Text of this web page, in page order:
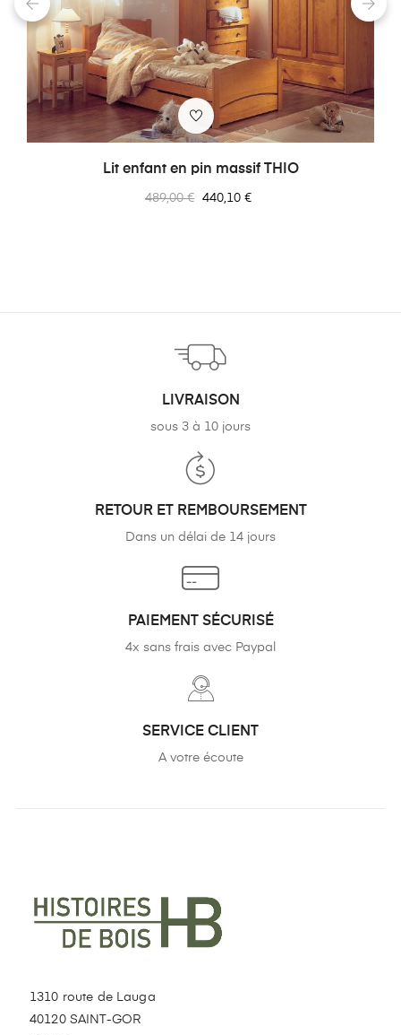
Lit enfant en pin massif THIO
Prix
489,00 € Prix
440,10 €
LIVRAISON
sous 3 à 10 jours
RETOUR ET REMBOURSEMENT
Dans un délai de 14 jours
PAIEMENT SÉCURISÉ
4x sans frais avec Paypal
SERVICE CLIENT
A votre écoute
1310 route de Lauga
40120 SAINT-GOR